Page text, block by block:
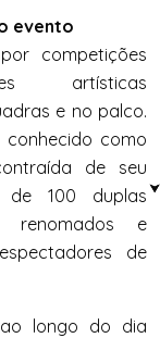
evento
competições
artísticas
e no palco.
conhecido como
de seu
de 100 duplas
renomados e
de
longo do dia